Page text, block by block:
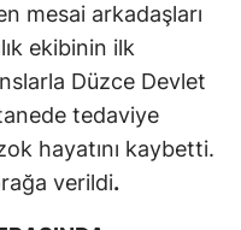
mesai arkadaşları
ekibinin ilk
Düzce Devlet
tedaviye
hayatını kaybetti.
verildi.